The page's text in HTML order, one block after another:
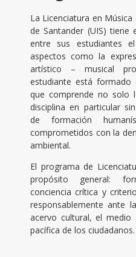
La Licenciatura en
de Santander (UIS)
entre sus estudiantes
aspectos como la
artístico – musical
estudiante está formado
que comprende no solo
disciplina en particular
de formación
comprometidos con la
ambiental.
El programa de
propósito general:
conciencia crítica y
responsablemente ante
acervo cultural, el medio
pacífica de los ciudadanos.